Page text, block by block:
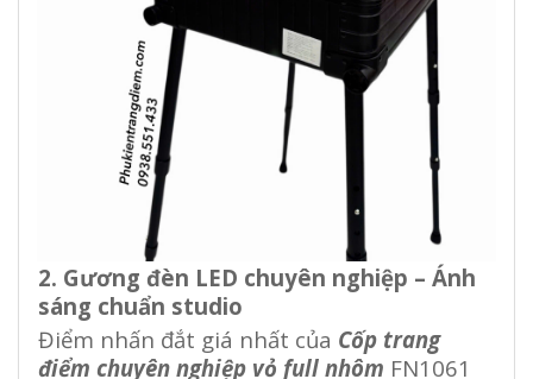
2. Gương đèn LED chuyên nghiệp – Ánh
sáng chuẩn studio
Điểm nhấn đắt giá nhất của Cốp trang
điểm chuyên nghiệp vỏ full nhôm FN1061